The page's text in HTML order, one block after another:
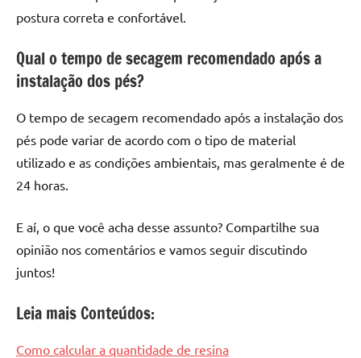
postura correta e confortável.
Qual o tempo de secagem recomendado após a
instalação dos pés?
O tempo de secagem recomendado após a instalação dos
pés pode variar de acordo com o tipo de material
utilizado e as condições ambientais, mas geralmente é de
24 horas.
E aí, o que você acha desse assunto? Compartilhe sua
opinião nos comentários e vamos seguir discutindo
juntos!
Leia mais Conteúdos:
Como calcular a quantidade de resina